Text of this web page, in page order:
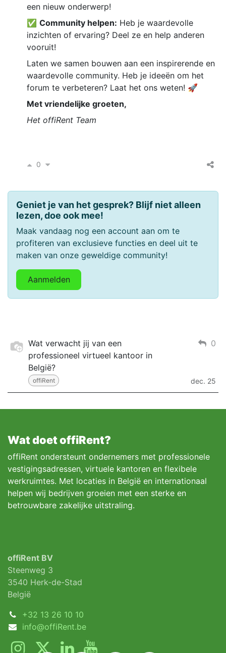
een nieuw onderwerp!
✅ Community helpen: Heb je waardevolle
inzichten of ervaring? Deel ze en help anderen
vooruit!
Laten we samen bouwen aan een inspirerende en
waardevolle community. Heb je ideeën om het
forum te verbeteren? Laat het ons weten! 🚀
Met vriendelijke groeten,
Het offiRent Team
0
Geniet je van het gesprek? Blijf niet alleen
lezen, doe ook mee!
Maak vandaag nog een account aan om te
profiteren van exclusieve functies en deel uit te
maken van onze geweldige community!
Aanmelden
Wat verwacht jij van een
professioneel virtueel kantoor in
België?
offiRent
0
dec. 25
Wat doet offiRent?
offiRent ondersteunt ondernemers met professionele
vestigingsadressen, virtuele kantoren en flexibele
werkruimtes. Met locaties in België en internationaal
helpen wij bedrijven groeien met een sterke en
betrouwbare zakelijke uitstraling.
offiRent BV
Steenweg 3
3540 Herk-de-Stad
België
+32 13 26 10 10
info@offiRent.be